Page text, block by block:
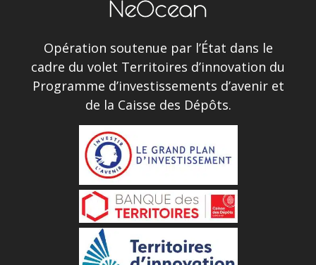
Opération soutenue par l’État dans le
cadre du volet Territoires d’innovation du
Programme d’investissements d’avenir et
de la Caisse des Dépôts.